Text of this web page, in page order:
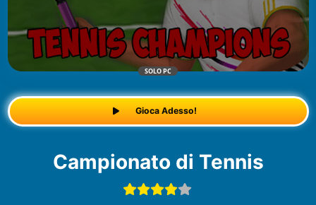
SOLO PC
Gioca Adesso!
Campionato di Tennis